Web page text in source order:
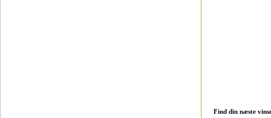
Find din næste